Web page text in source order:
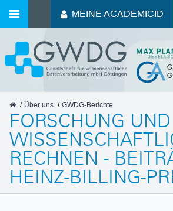
MEINE ACADEMICID
GWDG
Über uns GWDG-Berichte
FORSCHUNG UND
RECHNEN -
HEINZ-BILLING-